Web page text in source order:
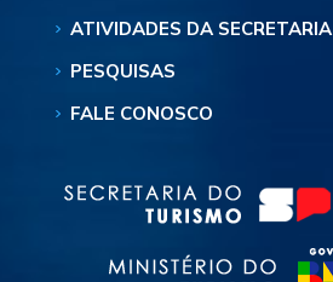
ATIVIDADES DA SECRETARIA
PESQUISAS
FALE CONOSCO